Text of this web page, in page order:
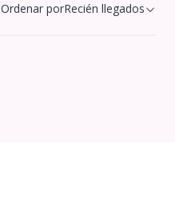
Ordenar porRecién llegados